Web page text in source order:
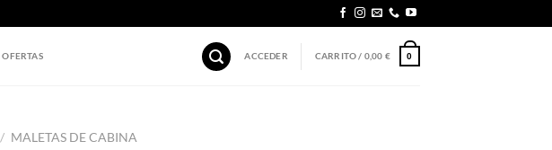
OFERTAS ACCEDER CARRITO / 0,00 € 0
/ MALETAS DE CABINA